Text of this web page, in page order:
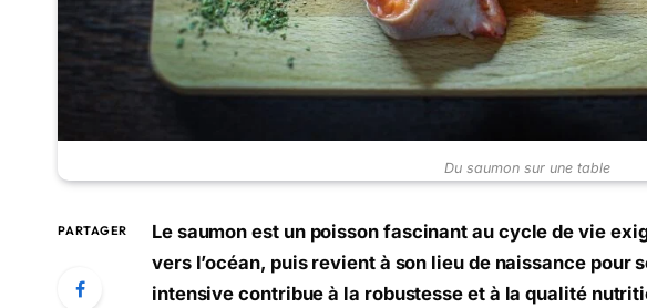
Du saumon sur une table
PARTAGER
Le saumon est un poisson fascinant au cycle de vie
vers l’océan, puis revient à son lieu de naissance pour
intensive contribue à la robustesse et à la qualité